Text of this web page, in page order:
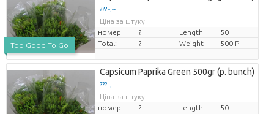
Too Good To Go
??? -,--
Ціна за штуку
номер
? Length
50
Total:
? Weight 500 P
Capsicum Paprika Green 500gr (p. bunch)
??? -,--
Ціна за штуку
номер
? Length
50